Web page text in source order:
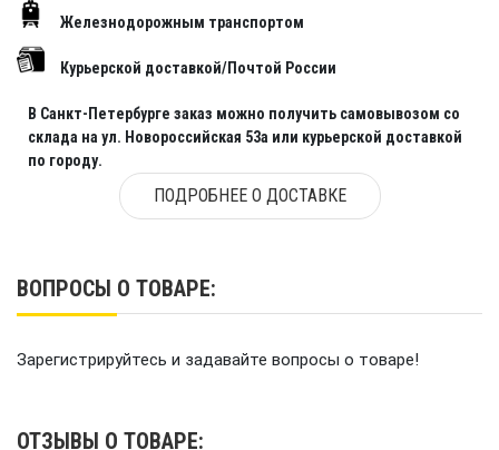
Железнодорожным транспортом
Курьерской доставкой/Почтой России
В Санкт-Петербурге заказ можно получить самовывозом со
склада на ул. Новороссийская 53а или курьерской доставкой
по городу.
ПОДРОБНЕЕ О ДОСТАВКЕ
ВОПРОСЫ О ТОВАРЕ:
Зарегистрируйтесь и задавайте вопросы о товаре!
ОТЗЫВЫ О ТОВАРЕ: